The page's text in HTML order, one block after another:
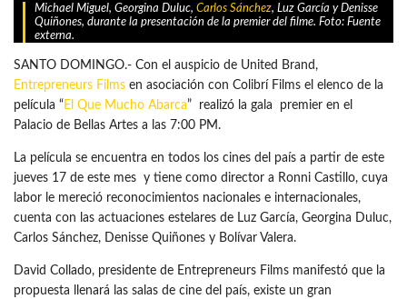
Michael Miguel, Georgina Duluc, Carlos Sánchez, Luz García y Denisse
Quiñones, durante la presentación de la premier del filme. Foto: Fuente
externa.
SANTO DOMINGO.- Con el auspicio de United Brand,
Entrepreneurs Films en asociación con Colibrí Films el elenco de la
película “ El Que Mucho Abarca” realizó la gala premier en el
Palacio de Bellas Artes a las 7:00 PM.
La película se encuentra en todos los cines del país a partir de este
jueves 17 de este mes y tiene como director a Ronni Castillo, cuya
labor le mereció reconocimientos nacionales e internacionales,
cuenta con las actuaciones estelares de Luz García, Georgina Duluc,
Carlos Sánchez, Denisse Quiñones y Bolívar Valera.
David Collado, presidente de Entrepreneurs Films manifestó que la
propuesta llenará las salas de cine del país, existe un gran